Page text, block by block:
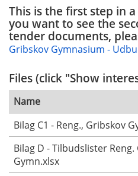
This is the first step in
you want to see the
tender documents,
Gribskov Gymnasium -
Files (click "Show
Name
Bilag C1 - Reng., Gribskov
Bilag D - Tilbudslister
Gymn.xlsx